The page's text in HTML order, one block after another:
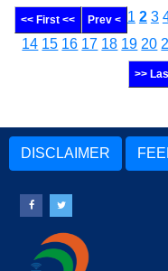
<< First << Prev < 1 2 3
14 15 16 17 18 19 20
>>
DISCLAIMER